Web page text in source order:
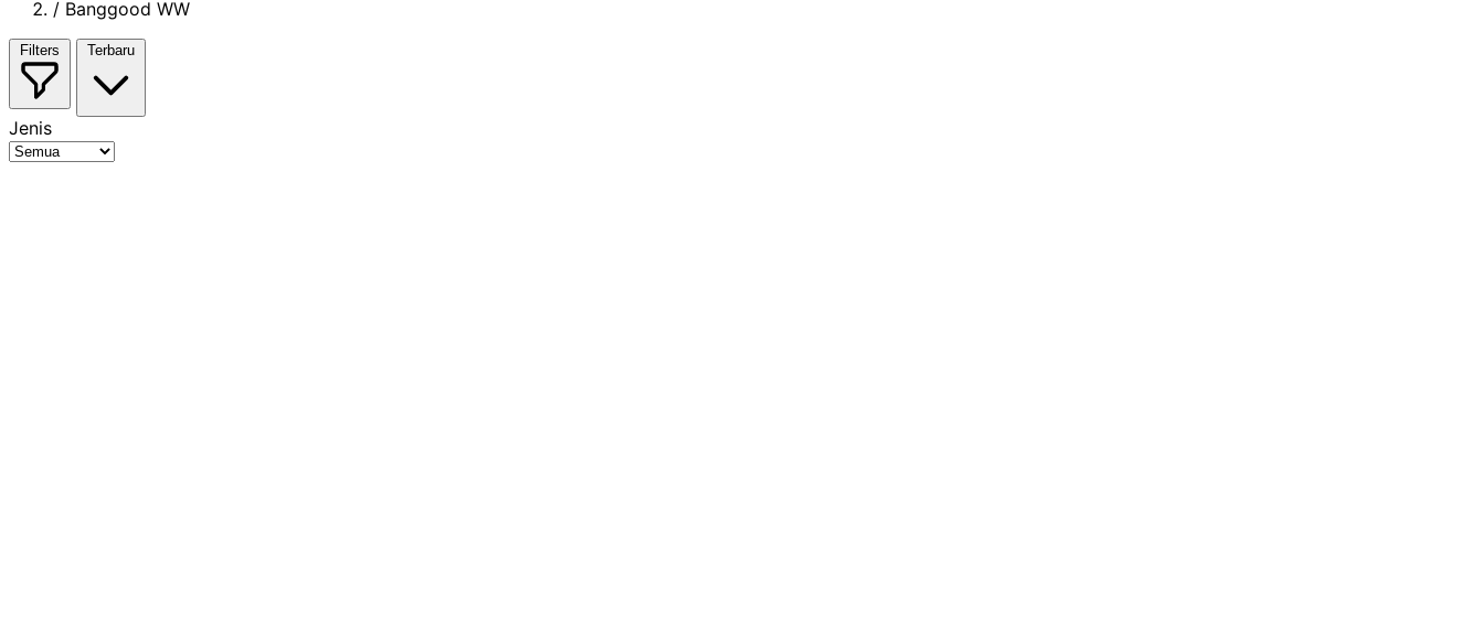
/ Banggood WW
Filters Terbaru
Jenis